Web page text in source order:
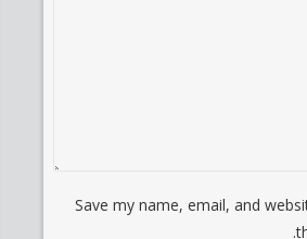
Save my name, email, and